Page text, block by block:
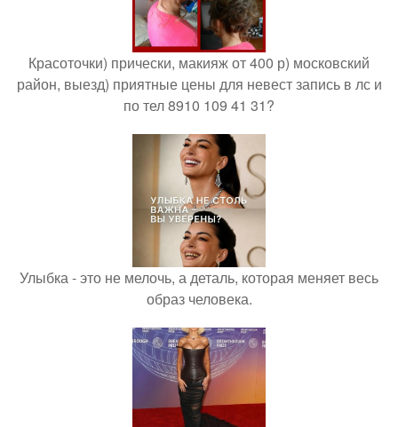
Красоточки) прически, макияж от 400 р) московский
район, выезд) приятные цены для невест запись в лс и
по тел 8910 109 41 31?
Улыбка - это не мелочь, а деталь, которая меняет весь
образ человека.